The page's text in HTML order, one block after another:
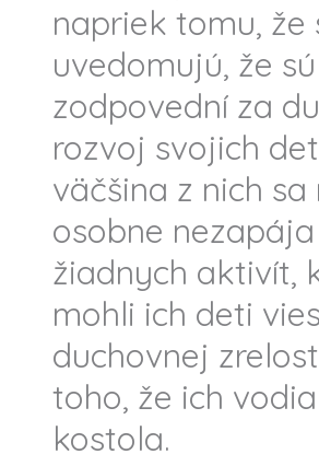
napriek tomu, že
uvedomujú, že sú
zodpovední za
rozvoj svojich
väčšina z nich sa
osobne
žiadnych aktivít,
mohli ich deti
duchovnej
toho, že ich
kostola.